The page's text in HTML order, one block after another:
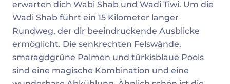
erwarten dich Wabi Shab und Wadi Tiwi. Um die
Wadi Shab führt ein 15 Kilometer langer
Rundweg, der dir beeindruckende Ausblicke
ermöglicht. Die senkrechten Felswände,
smaragdgrüne Palmen und türkisblaue Pools
sind eine magische Kombination und eine